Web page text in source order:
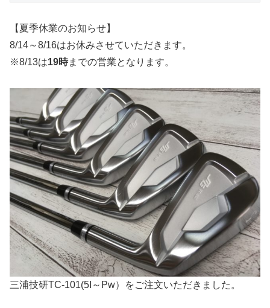
【夏季休業のお知らせ】
8/14～8/16はお休みさせていただきます。
※8/13は19時までの営業となります。
三浦技研TC-101(5I～Pw）をご注文いただきました。